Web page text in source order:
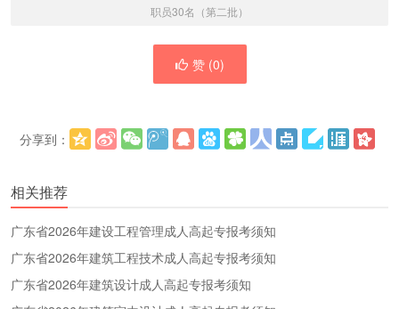
职员30名（第二批）
赞 (0)
分享到：
相关推荐
广东省2026年建设工程管理成人高起专报考须知
广东省2026年建筑工程技术成人高起专报考须知
广东省2026年建筑设计成人高起专报考须知